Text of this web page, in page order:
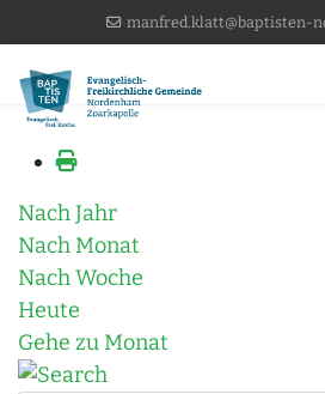
manfred.klatt@baptisten-
Nach Jahr
Nach Monat
Nach Woche
Heute
Gehe zu Monat